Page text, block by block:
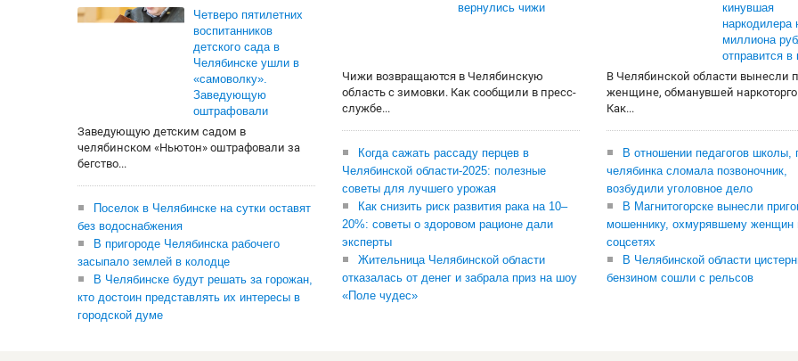
Четверо пятилетних
воспитанников
детского сада в
Челябинске ушли в
«самоволку».
Заведующую
оштрафовали
Заведующую детским садом в
челябинском «Ньютон» оштрафовали за
бегство...
Поселок в Челябинске на сутки оставят
без водоснабжения
В пригороде Челябинска рабочего
засыпало землей в колодце
В Челябинске будут решать за горожан,
кто достоин представлять их интересы в
городской думе
вернулись чижи
Чижи возвращаются в Челябинскую
область с зимовки. Как сообщили в пресс-
службе...
Когда сажать рассаду перцев в
Челябинской области-2025: полезные
советы для лучшего урожая
Как снизить риск развития рака на 10–
20%: советы о здоровом рационе дали
эксперты
Жительница Челябинской области
отказалась от денег и забрала приз на шоу
«Поле чудес»
кинувшая
наркодилера
миллиона
отправится
В Челябинской области вынесли
женщине, обманувшей
Как...
В отношении педагогов школы,
челябинка сломала позвоночник,
возбудили уголовное дело
В Магнитогорске вынесли
мошеннику, охмурявшему женщин
соцсетях
В Челябинской области
бензином сошли с рельсов